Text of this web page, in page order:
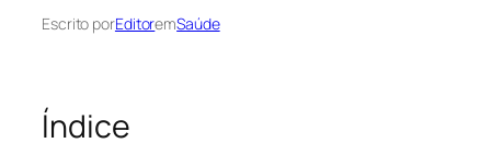
Escrito porEditoremSaúde
Índice